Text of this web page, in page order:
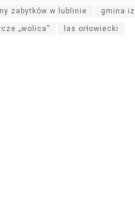
zabytków w lublinie gmina
„wolica” las orłowiecki